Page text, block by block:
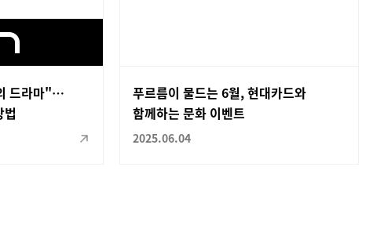
드라마"…
법
푸르름이 물드는 6월, 현대카드와
함께하는 문화 이벤트
2025.06.04